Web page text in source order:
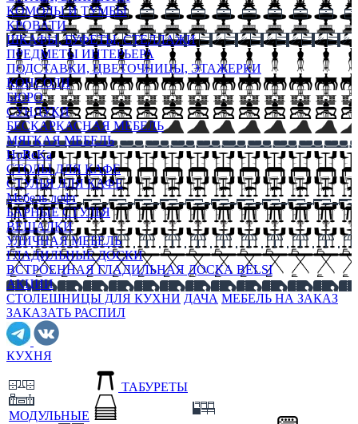
КОМОДЫ И ТУМБЫ
КРОВАТИ
ШКАФЫ, БУФЕТЫ, СТЕЛЛАЖИ
ПРЕДМЕТЫ ИНТЕРЬЕРА
ПОДСТАВКИ, ЦВЕТОЧНИЦЫ, ЭТАЖЕРКИ
КОНСОЛИ
БЮРО
СУНДУКИ
БЕСКАРКАСНАЯ МЕБЕЛЬ
МЯГКАЯ МЕБЕЛЬ
HoReKa
СТОЛЫ ДЛЯ КАФЕ
СТУЛЬЯ ДЛЯ КАФЕ
Мебель лофт
БАРНЫЕ СТУЛЬЯ
ВЕШАЛКИ
УЛИЧНАЯ МЕБЕЛЬ
ГЛАДИЛЬНЫЕ ДОСКИ
ВСТРОЕННАЯ ГЛАДИЛЬНАЯ ДОСКА BELSI
АКЦИИ
СТОЛЕШНИЦЫ ДЛЯ КУХНИ ДАЧА МЕБЕЛЬ НА ЗАКАЗ
ЗАКАЗАТЬ РАСПИЛ
КУХНЯ
МОДУЛЬНЫЕ
ТАБУРЕТЫ